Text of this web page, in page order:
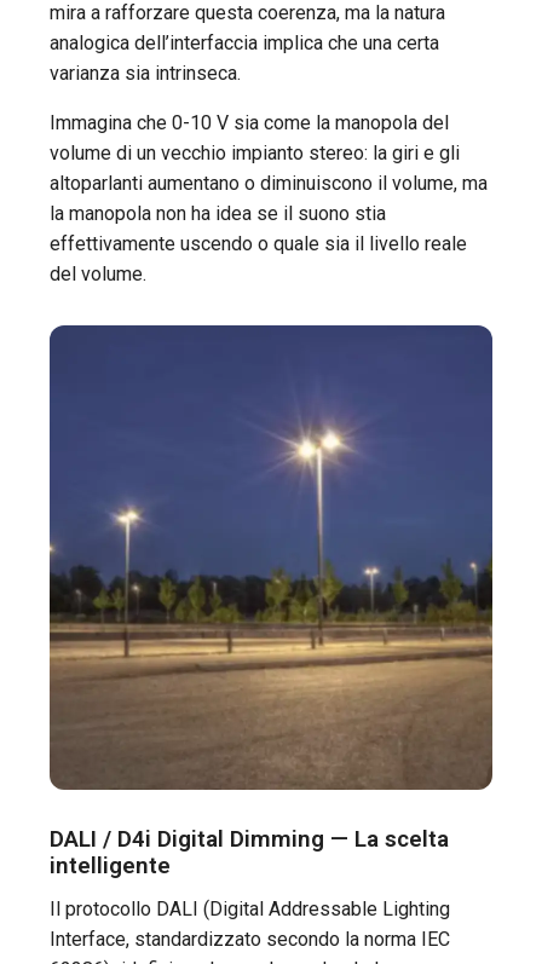
mira a rafforzare questa coerenza, ma la natura
analogica dell’interfaccia implica che una certa
varianza sia intrinseca.
Immagina che 0-10 V sia come la manopola del
volume di un vecchio impianto stereo: la giri e gli
altoparlanti aumentano o diminuiscono il volume, ma
la manopola non ha idea se il suono stia
effettivamente uscendo o quale sia il livello reale
del volume.
DALI / D4i Digital Dimming — La scelta
intelligente
Il protocollo DALI (Digital Addressable Lighting
Interface, standardizzato secondo la norma IEC